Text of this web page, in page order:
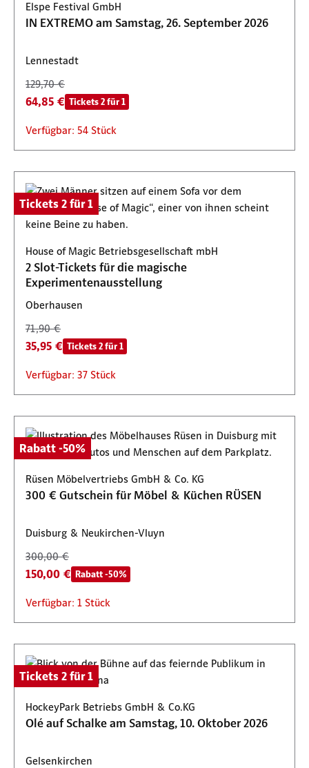
Elspe Festival GmbH
IN EXTREMO am Samstag, 26. September 2026
Lennestadt
129,70 €
64,85 € Tickets 2 für 1
Verfügbar: 54 Stück
Tickets 2 für 1
House of Magic Betriebsgesellschaft mbH
2 Slot-Tickets für die magische
Experimentenausstellung
Oberhausen
71,90 €
35,95 € Tickets 2 für 1
Verfügbar: 37 Stück
Rabatt -50%
Rüsen Möbelvertriebs GmbH & Co. KG
300 € Gutschein für Möbel & Küchen RÜSEN
Duisburg & Neukirchen-Vluyn
300,00 €
150,00 € Rabatt -50%
Verfügbar: 1 Stück
Tickets 2 für 1
HockeyPark Betriebs GmbH & Co.KG
Olé auf Schalke am Samstag, 10. Oktober 2026
Gelsenkirchen